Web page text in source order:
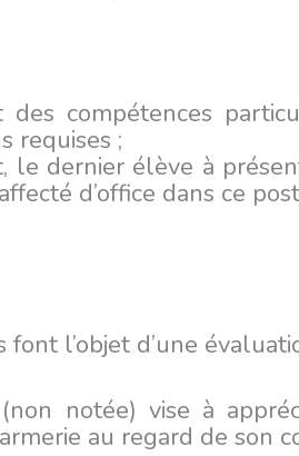
des compétences
requises ;
le dernier élève à
d’office dans ce
l’objet d’une
notée) vise à
au regard de son